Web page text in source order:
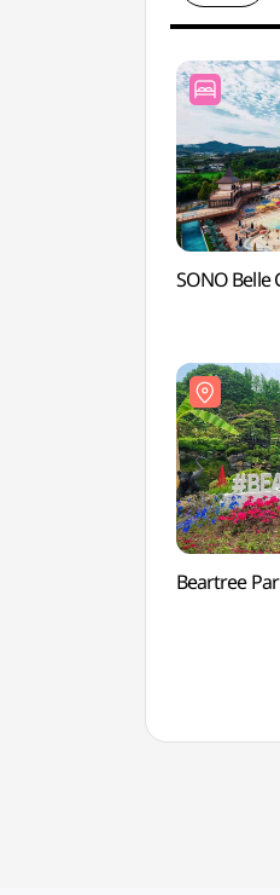
SONO Belle
Beartree